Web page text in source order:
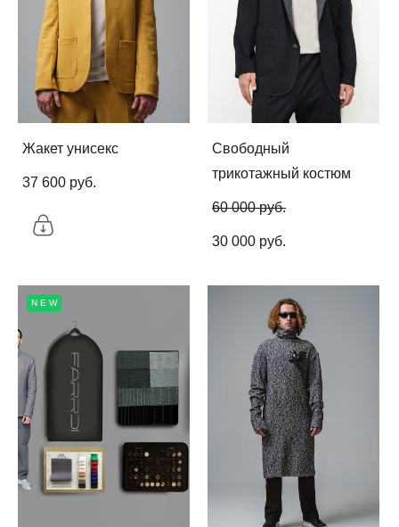
Жакет унисекс
37 600 pуб.
Свободный
трикотажный костюм
60 000 pуб.
30 000 pуб.
NEW